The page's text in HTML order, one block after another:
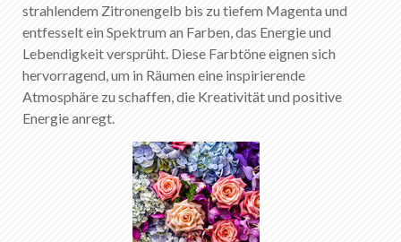
strahlendem Zitronengelb bis zu tiefem Magenta und
entfesselt ein Spektrum an Farben, das Energie und
Lebendigkeit versprüht. Diese Farbtöne eignen sich
hervorragend, um in Räumen eine inspirierende
Atmosphäre zu schaffen, die Kreativität und positive
Energie anregt.